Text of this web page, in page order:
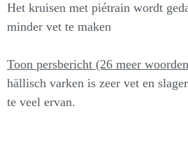
Het kruisen met piétrain wordt
minder vet te maken
Toon persbericht (26 meer
hällisch varken is zeer vet en
te veel ervan.